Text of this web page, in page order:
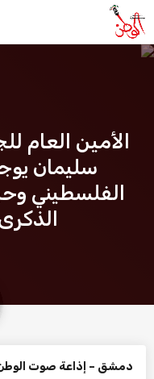
الأمين العام
سليمان
الفلسطيني
الذكرى 57
دمشق – إذاعة صوت